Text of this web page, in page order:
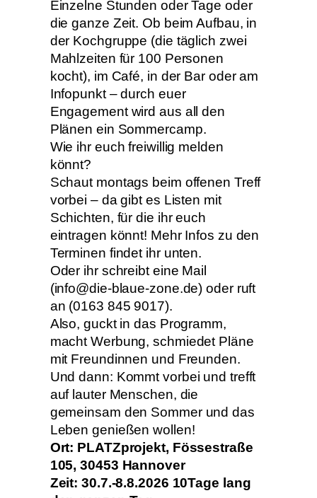
Einzelne Stunden oder Tage oder
die ganze Zeit. Ob beim Aufbau, in
der Kochgruppe (die täglich zwei
Mahlzeiten für 100 Personen
kocht), im Café, in der Bar oder am
Infopunkt – durch euer
Engagement wird aus all den
Plänen ein Sommercamp.
Wie ihr euch freiwillig melden
könnt?
Schaut montags beim offenen Treff
vorbei – da gibt es Listen mit
Schichten, für die ihr euch
eintragen könnt! Mehr Infos zu den
Terminen findet ihr unten.
Oder ihr schreibt eine Mail
(info@die-blaue-zone.de) oder ruft
an (0163 845 9017).
Also, guckt in das Programm,
macht Werbung, schmiedet Pläne
mit Freundinnen und Freunden.
Und dann: Kommt vorbei und trefft
auf lauter Menschen, die
gemeinsam den Sommer und das
Leben genießen wollen!
Ort: PLATZprojekt, Fössestraße
105, 30453 Hannover
Zeit: 30.7.-8.8.2026 10Tage lang